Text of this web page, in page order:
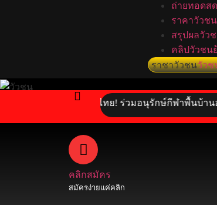
ถ่ายทอดส
ราคาวัวชน
สรุปผลวัว
คลิปวัวชน
ราชาวัวชนวัวช
มผัสจิตวิญญาณไทย! ร่วมอนุรักษ์กีฬาพื้นบ้านอันทรงคุ
คลิกสมัคร
สมัครง่ายแค่คลิก